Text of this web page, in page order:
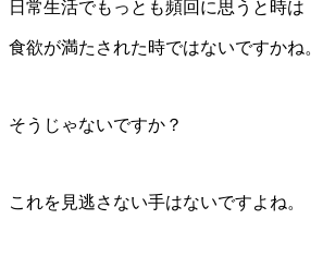
日常生活でもっとも頻回に思うと時は
食欲が満たされた時ではないですかね。
そうじゃないですか？
これを見逃さない手はないですよね。